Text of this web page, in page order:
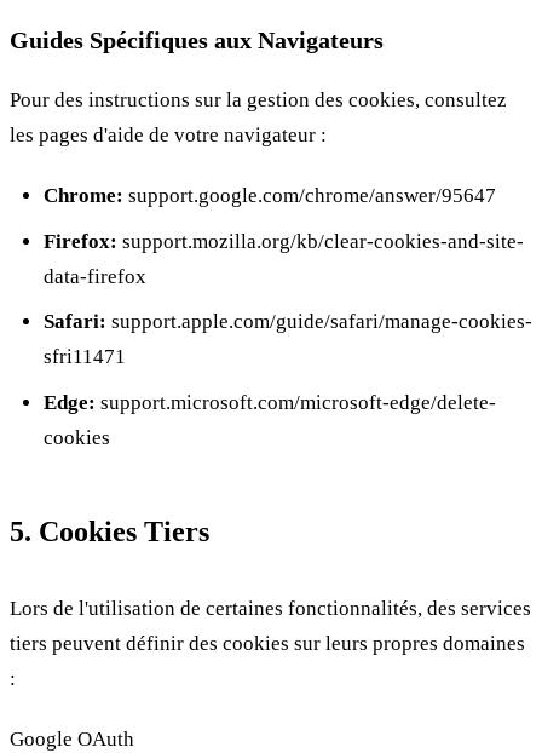
Guides Spécifiques aux Navigateurs
Pour des instructions sur la gestion des cookies, consultez
les pages d'aide de votre navigateur :
Chrome: support.google.com/chrome/answer/95647
Firefox: support.mozilla.org/kb/clear-cookies-and-site-
data-firefox
Safari: support.apple.com/guide/safari/manage-cookies-
sfri11471
Edge: support.microsoft.com/microsoft-edge/delete-
cookies
5. Cookies Tiers
Lors de l'utilisation de certaines fonctionnalités, des services
tiers peuvent définir des cookies sur leurs propres domaines
:
Google OAuth